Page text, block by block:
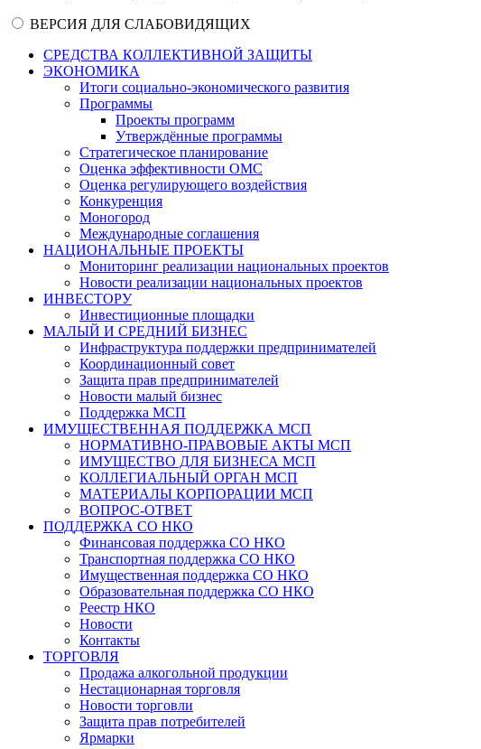
ВЕРСИЯ ДЛЯ СЛАБОВИДЯЩИХ
СРЕДСТВА КОЛЛЕКТИВНОЙ ЗАЩИТЫ
ЭКОНОМИКА
Итоги социально-экономического развития
Программы
Проекты программ
Утверждённые программы
Стратегическое планирование
Оценка эффективности ОМС
Оценка регулирующего воздействия
Конкуренция
Моногород
Международные соглашения
НАЦИОНАЛЬНЫЕ ПРОЕКТЫ
Мониторинг реализации национальных проектов
Новости реализации национальных проектов
ИНВЕСТОРУ
Инвестиционные площадки
МАЛЫЙ И СРЕДНИЙ БИЗНЕС
Инфраструктура поддержки предпринимателей
Координационный совет
Защита прав предпринимателей
Новости малый бизнес
Поддержка МСП
ИМУЩЕСТВЕННАЯ ПОДДЕРЖКА МСП
НОРМАТИВНО-ПРАВОВЫЕ АКТЫ МСП
ИМУЩЕСТВО ДЛЯ БИЗНЕСА МСП
КОЛЛЕГИАЛЬНЫЙ ОРГАН МСП
МАТЕРИАЛЫ КОРПОРАЦИИ МСП
ВОПРОС-ОТВЕТ
ПОДДЕРЖКА СО НКО
Финансовая поддержка СО НКО
Транспортная поддержка СО НКО
Имущественная поддержка СО НКО
Образовательная поддержка СО НКО
Реестр НКО
Новости
Контакты
ТОРГОВЛЯ
Продажа алкогольной продукции
Нестационарная торговля
Новости торговли
Защита прав потребителей
Ярмарки